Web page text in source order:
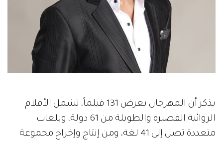
يذكر أن المهرجان يعرض 131 فيلماً، تشمل الأفلام
الروائية القصيرة والطويلة من 61 دولة، وبلغات
متعددة تصل إلى 41 لغة، ومن إنتاج وإخراج مجموعة